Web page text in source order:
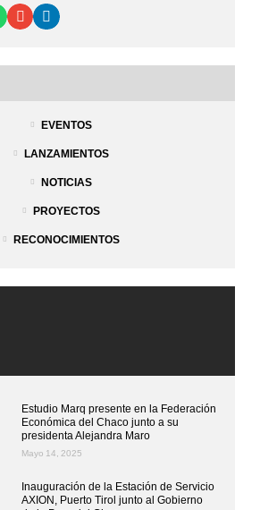
EVENTOS
LANZAMIENTOS
NOTICIAS
PROYECTOS
RECONOCIMIENTOS
Estudio Marq presente en la Federación
Económica del Chaco junto a su
presidenta Alejandra Maro
Mayo 14, 2025
Inauguración de la Estación de Servicio
AXION, Puerto Tirol junto al Gobierno